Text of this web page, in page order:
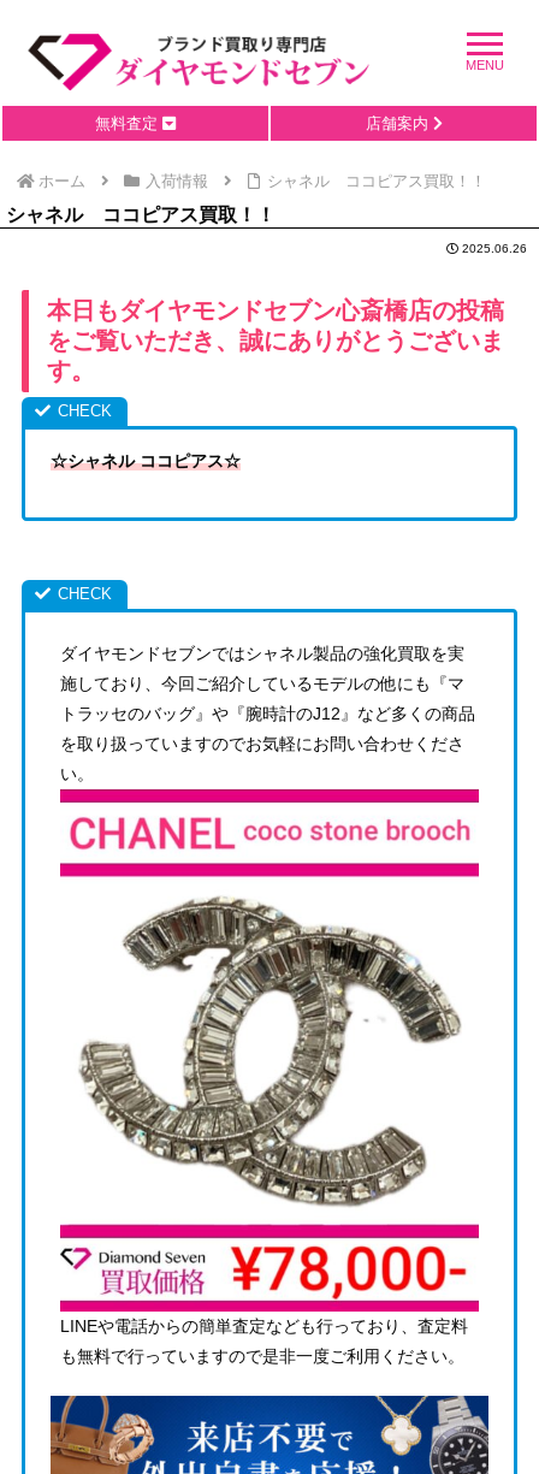
無料査定 店舗案内
ホーム 入荷情報 シャネル ココピアス買取！！
シャネル ココピアス買取！！
2025.06.26
本日もダイヤモンドセブン心斎橋店の投稿
をご覧いただき、誠にありがとうございま
す。
☆シャネル ココピアス☆
ダイヤモンドセブンではシャネル製品の強化買取を実
施しており、今回ご紹介しているモデルの他にも『マ
トラッセのバッグ』や『腕時計のJ12』など多くの商品
を取り扱っていますのでお気軽にお問い合わせくださ
い。
LINEや電話からの簡単査定なども行っており、査定料
も無料で行っていますので是非一度ご利用ください。